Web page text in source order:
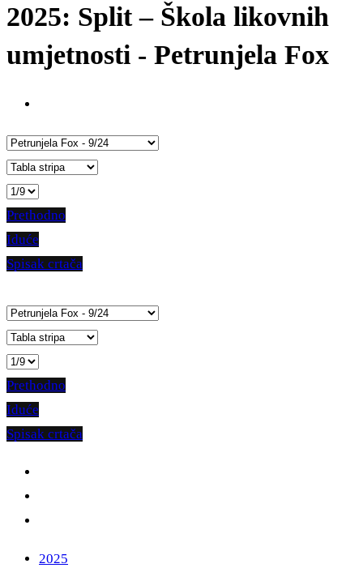
2025: Split – Škola likovnih
umjetnosti - Petrunjela Fox
Prethodno
Iduće
Spisak crtača
Prethodno
Iduće
Spisak crtača
2025